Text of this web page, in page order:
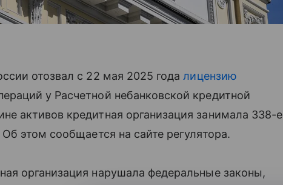
отозвал с 22 мая 2025 годалицензию
у Расчетной небанковской кредитной
активов кредитная организация занимала 338-е
этом сообщается на сайте регулятора.
организация нарушала федеральные законы,